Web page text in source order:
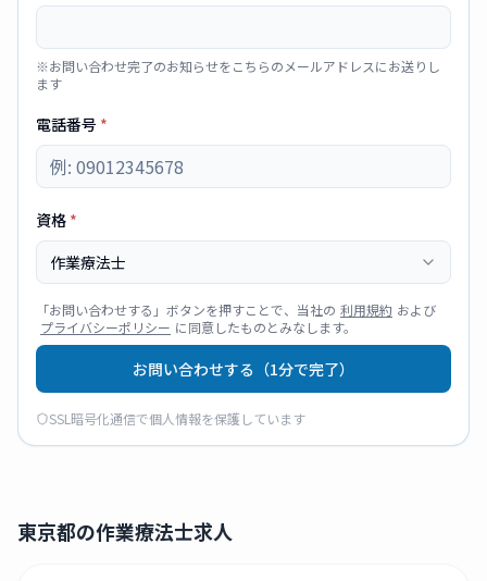
※お問い合わせ完了のお知らせをこちらのメールアドレスにお送りし
ます
電話番号 *
資格 *
作業療法士
「お問い合わせする 」ボタンを押すことで、当社の 利用規約 および
プライバシーポリシー に同意したものとみなします。
お問い合わせする（1分で完了）
SSL暗号化通信で個人情報を保護しています
東京都の作業療法士求人